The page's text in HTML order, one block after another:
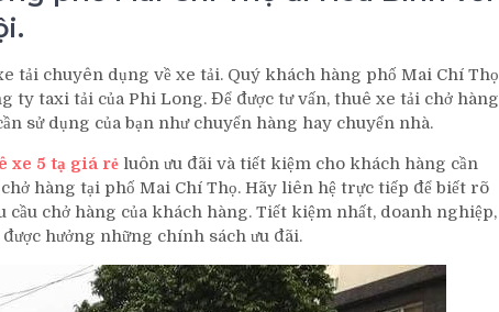
tải chuyên dụng về xe tải. Quý khách hàng phố Mai Chí Thọ
ty taxi tải của Phi Long. Để được tư vấn, thuê xe tải chở hàng
sử dụng của bạn như chuyển hàng hay chuyển nhà.
xe 5 tạ giá rẻ luôn ưu đãi và tiết kiệm cho khách hàng cần
hàng tại phố Mai Chí Thọ. Hãy liên hệ trực tiếp để biết rõ
chở hàng của khách hàng. Tiết kiệm nhất, doanh nghiệp,
hưởng những chính sách ưu đãi.